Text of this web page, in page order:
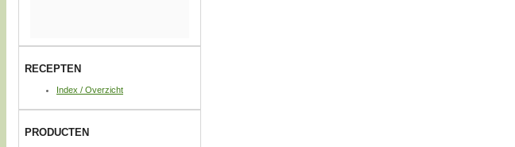
RECEPTEN
Index / Overzicht
PRODUCTEN